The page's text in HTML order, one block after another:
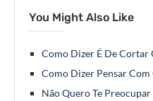
You Might Also Like
Como Dizer É De Cortar
Como Dizer Pensar Com
Não Quero Te